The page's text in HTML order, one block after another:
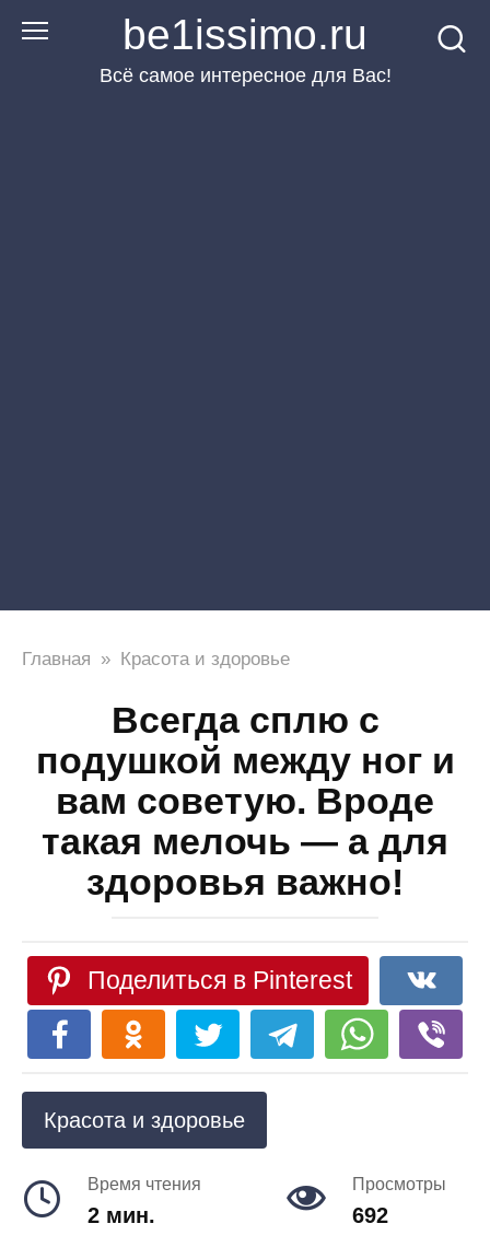
Перейти
be1issimo.ru
Всё самое интересное для Вас!
Главная » Красота и здоровье
Всегда сплю с
подушкой между ног и
вам советую. Вроде
такая мелочь — а для
здоровья важно!
Поделиться в Pinterest
Красота и здоровье
Время чтения
2 мин.
Просмотры
692